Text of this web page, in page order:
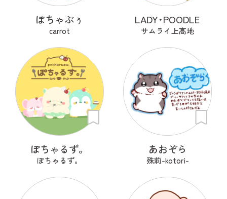
ぽちゃぶぅ
carrot
LADY･POODLE
サムライ上高地
ぽちゃるず。
ぽちゃるず。
あおぞら
殊莉-kotori-